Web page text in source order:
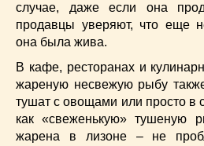
случае, даже если она
продавцы уверяют, что еще
она была жива.
В кафе, ресторанах и
жареную несвежую рыбу
тушат с овощами или просто в
как «свеженькую» тушеную
жарена в лизоне – не